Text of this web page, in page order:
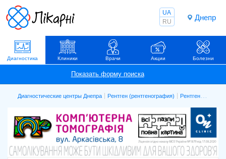
Днепр
UA
RU
Диагностика Клиники Врачи Акции Болезни
Диагностические центры Днепра Рентген (рентгенография) Рентген костей таза